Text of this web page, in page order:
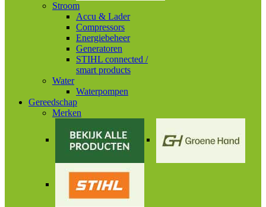
Stroom
Accu & Lader
Compressors
Energiebeheer
Generatoren
STIHL connected /
smart products
Water
Waterpompen
Gereedschap
Merken